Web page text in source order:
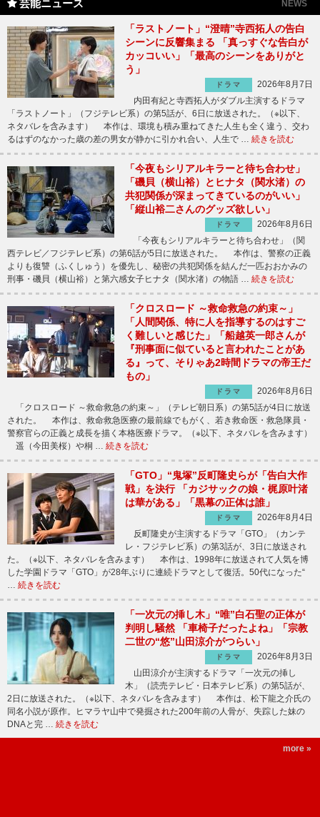
芸能ニュース NEWS
「ラストノート」“澄晴”寺西拓人の告白
シーンに反響集まる 「真っすぐな告白が
カッコいい」「最高のシーンをありがと
う」
ドラマ
2026年8月7日
内田有紀と寺西拓人がダブル主演するドラマ
「ラストノート」（フジテレビ系）の第5話が、6日に放送された。（※以下、
ネタバレを含みます） 本作は、環境も積み重ねてきた人生も全く違う、交わ
るはずのなかった歳の差の男女が静かに引かれ合い、人生で … 続きを読む
「今夜もシリアルキラーと待ち合わせ」
「磯貝（横山裕）とヒナタ（関水渚）の
共犯関係が深まってきているのがいい」
「縦山裕二さんのグッズ欲しい」
ドラマ
2026年8月6日
「今夜もシリアルキラーと待ち合わせ」（関
西テレビ／フジテレビ系）の第6話が5日に放送された。 本作は、警察の正義
よりも復讐（ふくしゅう）を優先し、秘密の共犯関係を結んだ一匹おおかみの
刑事・磯貝（横山裕）と第六感女子ヒナタ（関水渚）の物語 … 続きを読む
「クロスロード ～救命救急の約束～」
「人間関係、特に人を指導するのはすご
く難しいと感じた」「船越英一郎さんが
『刑事面に似ていると言われたことがあ
る』って、そりゃあ2時間ドラマの帝王だ
もの」
ドラマ
2026年8月6日
「クロスロード ～救命救急の約束～」（テレビ朝日系）の第5話が4日に放送
された。 本作は、救命救急医療の最前線でもがく、若き救命医・救急隊員・
警察官らの正義と成長を描く本格医療ドラマ。（※以下、ネタバレを含みます）
遥（今田美桜）や桐 … 続きを読む
「GTO」“鬼塚”反町隆史らが「告白大作
戦」を決行 「カジサックの娘・梶原叶渚
は華がある」「黒幕の正体は誰」
ドラマ
2026年8月4日
反町隆史が主演するドラマ「GTO」（カンテ
レ・フジテレビ系）の第3話が、3日に放送され
た。（※以下、ネタバレを含みます） 本作は、1998年に放送されて人気を博
した学園ドラマ「GTO」が28年ぶりに連続ドラマとして復活。50代になった“
… 続きを読む
「一次元の挿し木」“唯”白石聖の正体が
判明し騒然 「車椅子だったよね」「宗教
二世の“悠”山田涼介がつらい」
ドラマ
2026年8月3日
山田涼介が主演するドラマ「一次元の挿し
木」（読売テレビ・日本テレビ系）の第5話が、
2日に放送された。（※以下、ネタバレを含みます） 本作は、松下龍之介氏の
同名小説が原作。ヒマラヤ山中で発掘された200年前の人骨が、失踪した妹の
DNAと完 … 続きを読む
more »